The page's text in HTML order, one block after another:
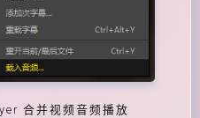
合并视频音频播放